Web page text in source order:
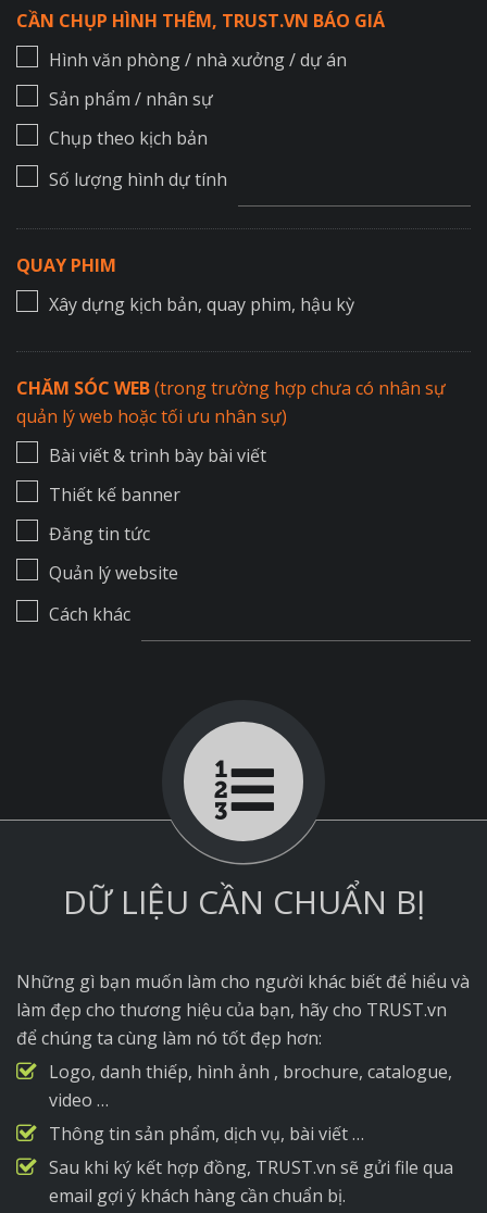
CẦN CHỤP HÌNH THÊM, TRUST.VN BÁO GIÁ
Hình văn phòng / nhà xưởng / dự án
Sản phẩm / nhân sự
Chụp theo kịch bản
Số lượng hình dự tính
QUAY PHIM
Xây dựng kịch bản, quay phim, hậu kỳ
CHĂM SÓC WEB(trong trường hợp chưa có nhân sự
quản lý web hoặc tối ưu nhân sự)
Bài viết & trình bày bài viết
Thiết kế banner
Đăng tin tức
Quản lý website
Cách khác
DỮ LIỆU CẦN CHUẨN BỊ
Những gì bạn muốn làm cho người khác biết để hiểu và
làm đẹp cho thương hiệu của bạn, hãy cho TRUST.vn
để chúng ta cùng làm nó tốt đẹp hơn:
Logo, danh thiếp, hình ảnh , brochure, catalogue,
video …
Thông tin sản phẩm, dịch vụ, bài viết …
Sau khi ký kết hợp đồng, TRUST.vn sẽ gửi file qua
email gợi ý khách hàng cần chuẩn bị.